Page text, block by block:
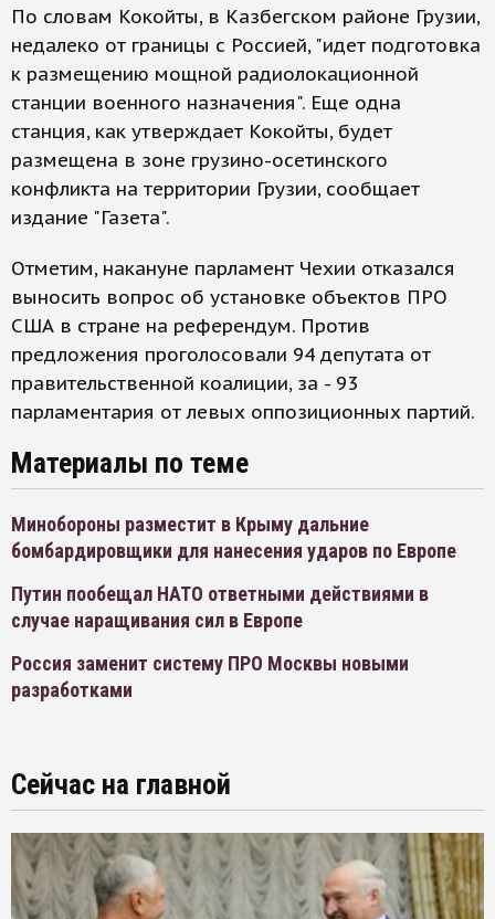
По словам Кокойты, в Казбегском районе Грузии,
недалеко от границы с Россией, "идет подготовка
к размещению мощной радиолокационной
станции военного назначения". Еще одна
станция, как утверждает Кокойты, будет
размещена в зоне грузино-осетинского
конфликта на территории Грузии, сообщает
издание "Газета".
Отметим, накануне парламент Чехии отказался
выносить вопрос об установке объектов ПРО
США в стране на референдум. Против
предложения проголосовали 94 депутата от
правительственной коалиции, за - 93
парламентария от левых оппозиционных партий.
Материалы по теме
Минобороны разместит в Крыму дальние
бомбардировщики для нанесения ударов по Европе
Путин пообещал НАТО ответными действиями в
случае наращивания сил в Европе
Россия заменит систему ПРО Москвы новыми
разработками
Сейчас на главной